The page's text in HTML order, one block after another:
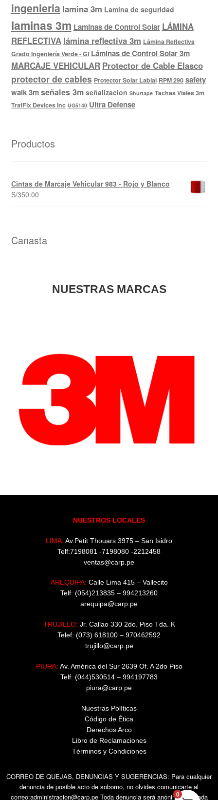
ingenieria lamina 3m Lamina de seguridad
laminas 3m Laminas de Control Solar LÁMINA
REFLECTIVA lámina reflectiva 3m Lámina Reflectiva
Grado Ingeniería Verde - GI Láminas de Control Solar 3m
MARCAJE VEHICULAR Protector de Cable Elasco
protector de cables Protector Solar Labial RPM 290 safety
walk 3mseñales 3m señalizacion Shurtape Tachas Viales 3m
TrafFix Devices Inc UG5140 Ultra Defense
Productos
Cintas de Marcaje Vehicular 983 - Rojo y Blanco
S/350.00
Canasta
NUESTRAS MARCAS
NUESTROS LOCALES
LIMA: Av.Petit Thouars 3975 – San Isidro
Telf:7198081 -7198080 -2212458
ventas@carp.pe
AREQUIPA: Calle Lima 415 – Vallecito
Telf: (054)213835 – 994213260
arequipa@carp.pe
TRUJILLO: Jr. Callao 330 2do. Piso Tda. K
Telef: (073) 618100 – 970462592
trujillo@carp.pe
PIURA: Av. América del Sur 2639 Of. A 2do Piso
Telf: (044)530514 – 994197783
piura@carp.pe
Nuestras Políticas
Código de Ética
Derechos Arco
Libro de Reclamaciones
Términos y Condiciones
CORREO DE QUEJAS, DENUNCIAS Y SUGERENCIAS: Para cualquier
denuncia de posible acto de soborno, no olvides comunicarte al
correo:administracion@carp.pe Toda denuncia será anónima y tratada
0